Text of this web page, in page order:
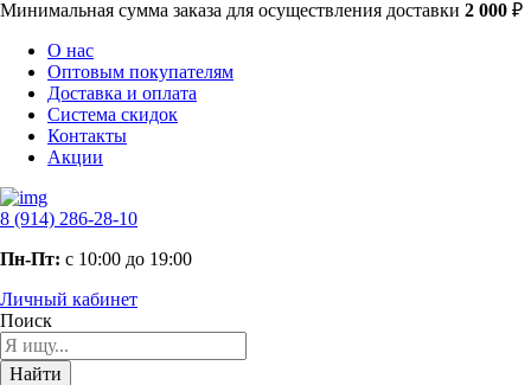
Минимальная сумма заказа для осуществления доставки 2 000 ₽
О нас
Оптовым покупателям
Доставка и оплата
Система скидок
Контакты
Акции
8 (914) 286-28-10
Пн-Пт: с 10:00 до 19:00
Личный кабинет
Поиск
Найти